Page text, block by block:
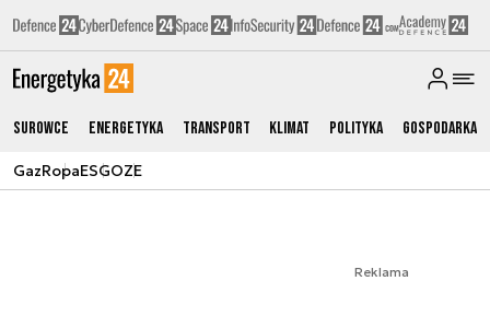
Surowce Energetyka Transport Klimat Polityka Gospodarka
GazRopaESGOZE
Reklama